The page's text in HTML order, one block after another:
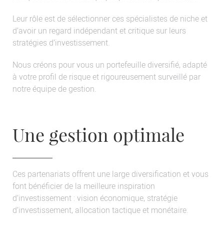
Leur rôle est de sélectionner ces spécialistes de niche et
d’avoir un regard indépendant et critique sur leurs
stratégies d’investissement.
Nous créons pour vous un portefeuille diversifié, adapté
à votre profil de risque et rigoureusement surveillé par
notre équipe de gestion.
Une gestion optimale
Ces partenariats offrent une large diversification et vous
font bénéficier de la meilleure inspiration
d’investissement : vision économique, stratégie
d’investissement, allocation tactique et monétaire.